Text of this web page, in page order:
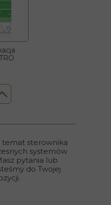
temat sterownika
systemów
pytania lub
do Twojej